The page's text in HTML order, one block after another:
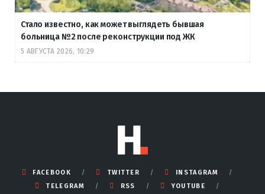
Стало известно, как может выглядеть бывшая
больница №2 после реконструкции под ЖК
5 АВГУСТА 2026, 10:29
FACEBOOK TWITTER
INSTAGRAM
TELEGRAM
RSS YOUTUBE